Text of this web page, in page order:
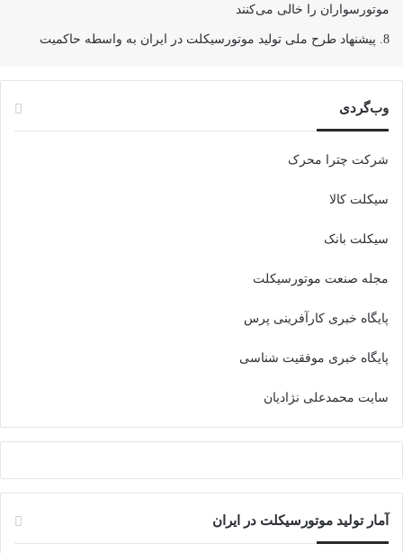
موتورسواران را خالی می‌کنند
پیشنهاد طرح ملی تولید موتورسیکلت در ایران به واسطه حاکمیت
وب‌گردی
شرکت چترا محرک
سیکلت کالا
سیکلت بانک
مجله صنعت موتورسیکلت
پایگاه خبری کارآفرینی پرس
پایگاه خبری موفقیت شناسی
سایت محمدعلی نژادیان
آمار تولید موتورسیکلت در ایران